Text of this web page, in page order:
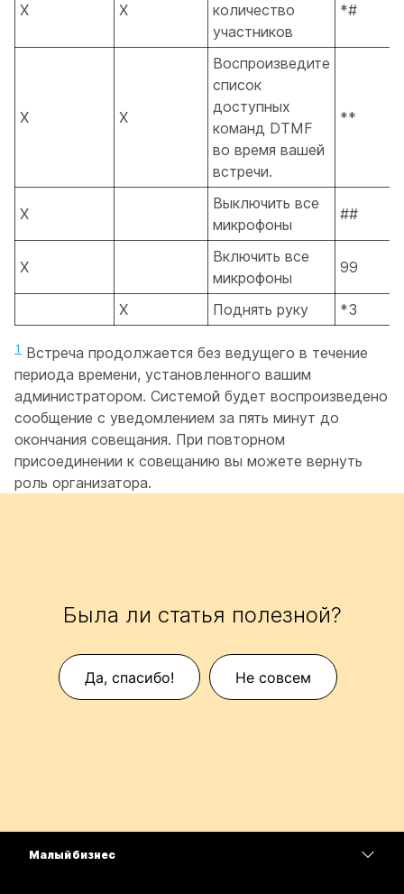
X X
количество
участников
*#
X X
Воспроизведите
список
доступных
команд DTMF
во время вашей
встречи.
**
X
Выключить все
микрофоны
##
X
Включить все
микрофоны
99
X Поднять руку *3
1 Встреча продолжается без ведущего в течение
периода времени, установленного вашим
администратором. Системой будет воспроизведено
сообщение с уведомлением за пять минут до
окончания совещания. При повторном
присоединении к совещанию вы можете вернуть
роль организатора.
Была ли статья полезной?
Да, спасибо! Не совсем
Малый бизнес